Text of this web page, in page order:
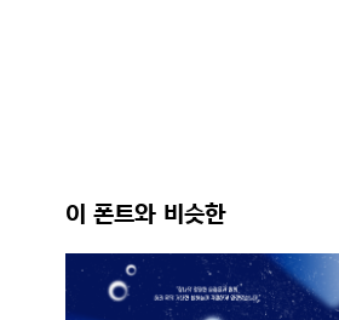
이 폰트와 비슷한